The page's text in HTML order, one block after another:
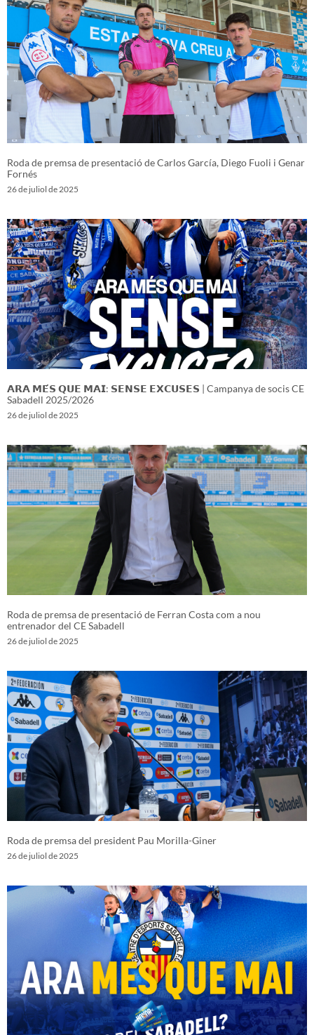
Roda de premsa de presentació de Carlos García, Diego Fuoli i Genar
Fornés
26 de juliol de 2025
𝗔𝗥𝗔 𝗠𝗘́𝗦 𝗤𝗨𝗘 𝗠𝗔𝗜: 𝗦𝗘𝗡𝗦𝗘 𝗘𝗫𝗖𝗨𝗦𝗘𝗦 | Campanya de socis CE
Sabadell 2025/2026
26 de juliol de 2025
Roda de premsa de presentació de Ferran Costa com a nou
entrenador del CE Sabadell
26 de juliol de 2025
Roda de premsa del president Pau Morilla-Giner
26 de juliol de 2025